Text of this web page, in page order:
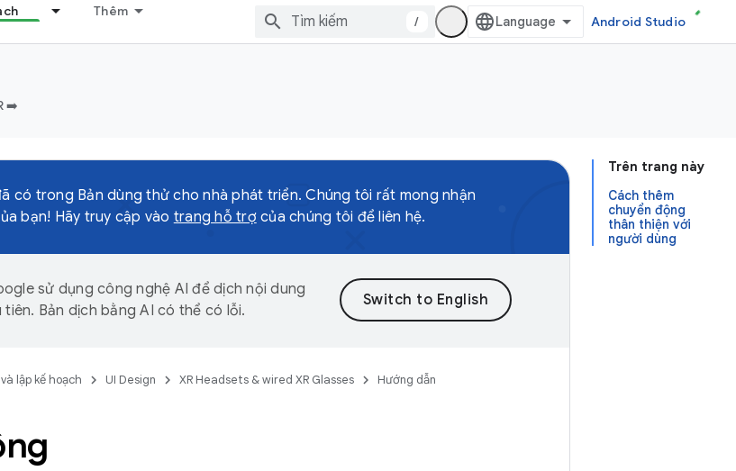
Thêm
/ Android Studio
➡️
Trên trang này
Cách thêm
chuyển động
thân thiện với
người dùng
có trong Bản dùng thử cho nhà phát triển. Chúng tôi rất mong nhận
bạn! Hãy truy cập vào trang hỗ trợcủa chúng tôi để liên hệ.
sử dụng công nghệ AI để dịch nội dung
Bản dịch bằng AI có thể có lỗi.
lập kế hoạch UI Design XR Headsets & wired XR Glasses Hướng dẫn